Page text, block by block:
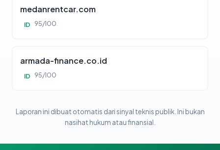
medanrentcar.com
ID 95/100
armada-finance.co.id
ID 95/100
Laporan ini dibuat otomatis dari sinyal teknis publik. Ini bukan
nasihat hukum atau finansial.